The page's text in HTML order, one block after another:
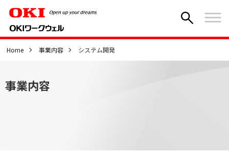
Home 事業内容 システム開発
事業内容